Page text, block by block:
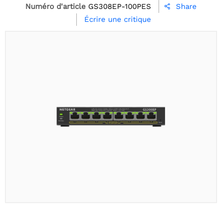
Numéro d'article GS308EP-100PES 
Share
Écrire une critique